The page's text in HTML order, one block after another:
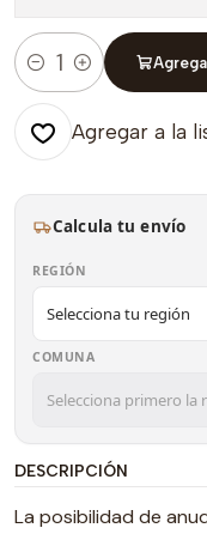
Cantidad
Agregar a la
Calcula tu envío
REGIÓN
COMUNA
DESCRIPCIÓN
La posibilidad de